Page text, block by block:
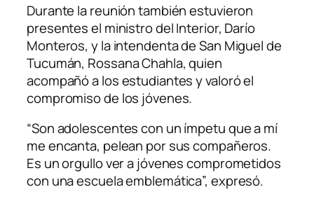
Durante la reunión también estuvieron
presentes el ministro del Interior, Darío
Monteros, y la intendenta de San Miguel de
Tucumán, Rossana Chahla, quien
acompañó a los estudiantes y valoró el
compromiso de los jóvenes.
“Son adolescentes con un ímpetu que a mí
me encanta, pelean por sus compañeros.
Es un orgullo ver a jóvenes comprometidos
con una escuela emblemática”, expresó.